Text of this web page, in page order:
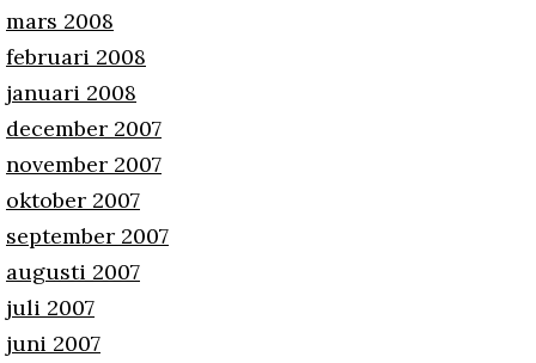
mars 2008
februari 2008
januari 2008
december 2007
november 2007
oktober 2007
september 2007
augusti 2007
juli 2007
juni 2007